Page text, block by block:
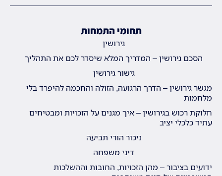
תחומי התמחות
גירושין
הסכם גירושין – המדריך המלא שיסדר לכם את התהליך
גישור גירושין
מגשר גירושין – הדרך הרגועה, הזולה והחכמה להיפרד בלי
מלחמות
חלוקת רכוש בגירושין – איך מגנים על הזכויות ומבטיחים
עתיד כלכלי יציב
ניכור הורי תביעה
דיני משפחה
ידועים בציבור – מהן הזכויות, החובות וההשלכות